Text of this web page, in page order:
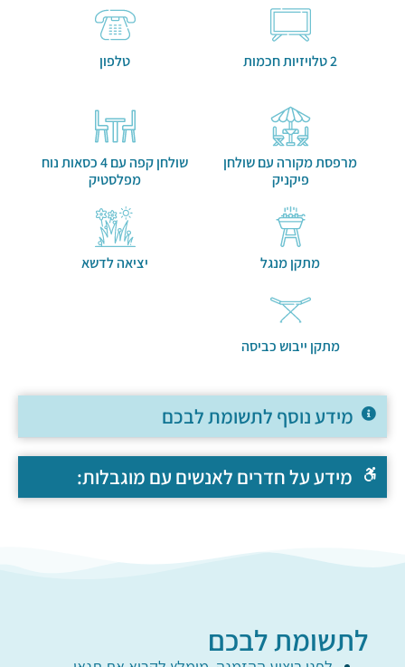
2 טלויזיות חכמות טלפון
מרפסת מקורה עם שולחן
פיקניק
שולחן קפה עם 4 כסאות נוח
מפלסטיק
מתקן מנגל יציאה לדשא
מתקן ייבוש כביסה
מידע נוסף לתשומת לבכם
מידע על חדרים לאנשים עם מוגבלות:
לתשומת לבכם